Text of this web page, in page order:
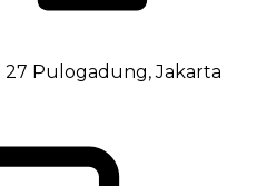
27 Pulogadung, Jakarta